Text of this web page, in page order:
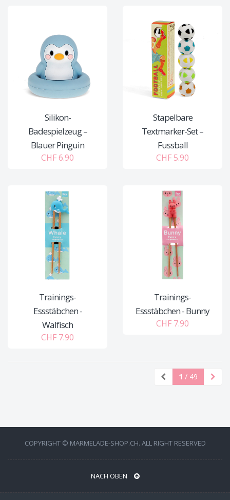
Silikon-
Badespielzeug –
Blauer Pinguin
CHF 6.90
Stapelbare
Textmarker-Set –
Fussball
CHF 5.90
Trainings-
Essstäbchen -
Walfisch
CHF 7.90
Trainings-
Essstäbchen - Bunny
CHF 7.90
1 / 49
COPYRIGHT © MARMELADE-SHOP.CH. ALL RIGHT RESERVED
NACH OBEN